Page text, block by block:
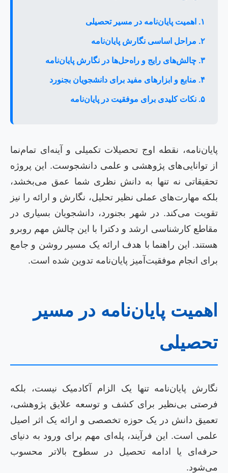
۱. اهمیت پایان‌نامه در مسیر تحصیلی
۲. مراحل اساسی نگارش پایان‌نامه
۳. چالش‌های رایج و راه‌حل‌ها در نگارش پایان‌نامه
۴. منابع و ابزارهای مفید برای دانشجویان بجنورد
۵. نکات کلیدی برای موفقیت در پایان‌نامه
پایان‌نامه، نقطه اوج تحصیلات تکمیلی و آینه‌ای تمام‌نما
از توانایی‌های پژوهشی و علمی دانشجوست. این پروژه
تحقیقاتی نه تنها به دانش نظری شما عمق می‌بخشد،
بلکه مهارت‌های عملی نظیر تحلیل، نگارش و ارائه را نیز
تقویت می‌کند. در شهر بجنورد، دانشجویان بسیاری در
مقاطع کارشناسی ارشد و دکترا با این چالش مهم روبرو
هستند. این راهنما با هدف ارائه یک مسیر روشن و جامع
برای انجام موفقیت‌آمیز پایان‌نامه تدوین شده است.
اهمیت پایان‌نامه در مسیر
تحصیلی
نگارش پایان‌نامه تنها یک الزام آکادمیک نیست، بلکه
فرصتی بی‌نظیر برای کشف و توسعه علایق پژوهشی،
تعمیق دانش در یک حوزه تخصصی و ارائه یک اثر اصیل
علمی است. این فرآیند، پله‌ای مهم برای ورود به دنیای
حرفه‌ای یا ادامه تحصیل در سطوح بالاتر محسوب
می‌شود.